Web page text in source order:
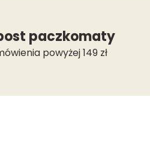
paczkomaty
powyżej 149 zł